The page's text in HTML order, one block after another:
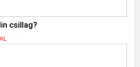
csillag?